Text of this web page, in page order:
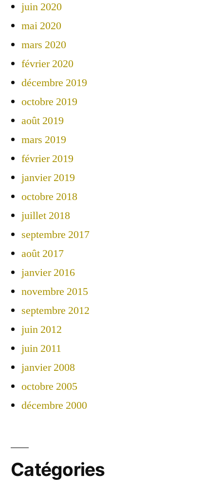
juin 2020
mai 2020
mars 2020
février 2020
décembre 2019
octobre 2019
août 2019
mars 2019
février 2019
janvier 2019
octobre 2018
juillet 2018
septembre 2017
août 2017
janvier 2016
novembre 2015
septembre 2012
juin 2012
juin 2011
janvier 2008
octobre 2005
décembre 2000
Catégories